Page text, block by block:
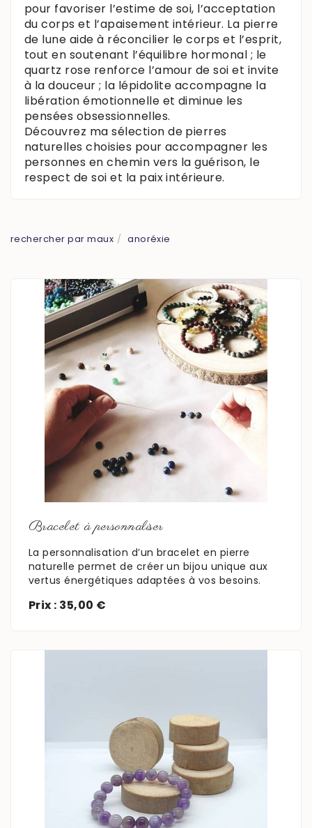
pour favoriser l’estime de soi, l’acceptation
du corps et l’apaisement intérieur. La pierre
de lune aide à réconcilier le corps et l’esprit,
tout en soutenant l’équilibre hormonal ; le
quartz rose renforce l’amour de soi et invite
à la douceur ; la lépidolite accompagne la
libération émotionnelle et diminue les
pensées obsessionnelles.
Découvrez ma sélection de pierres
naturelles choisies pour accompagner les
personnes en chemin vers la guérison, le
respect de soi et la paix intérieure.
rechercher par maux anoréxie
Bracelet à personnaliser
La personnalisation d’un bracelet en pierre
naturelle permet de créer un bijou unique aux
vertus énergétiques adaptées à vos besoins.
Prix : 35,00 €
En savoir plus